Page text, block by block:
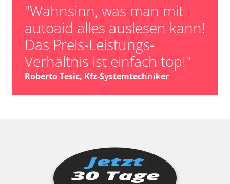
"Wahnsinn, was man mit
autoaid alles auslesen kann!
Das Preis-Leistungs-
Verhältnis ist einfach top!"
Roberto Tesic, Kfz-Systemtechniker